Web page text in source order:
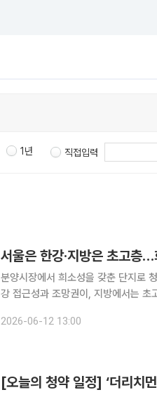
1년 직접입력
서울은 한강·지방은 초고층
분양시장에서 희소성을 갖춘 단지로
강 접근성과 조망권이, 지방에서는 초
분양 단지 가운데 1순위 청약 경쟁률
2026-06-12 13:00
[오늘의 청약 일정] ‘더리치